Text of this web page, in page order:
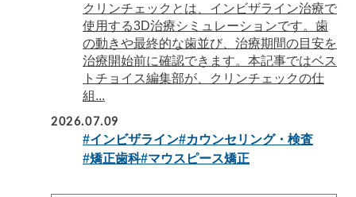
クリンチェックとは、インビザライン治療で
使用する3D治療シミュレーションです。歯
の動きや最終的な歯並び、治療期間の目安を
治療開始前に確認できます。本記事ではベス
トチョイス編集部が、クリンチェックの仕
組...
2026.07.09
#インビザライン#カウンセリング・検査
#矯正歯科#マウスピース矯正